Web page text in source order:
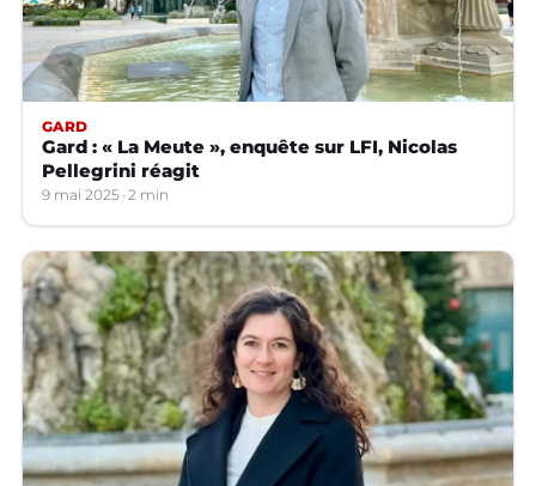
GARD
Gard : « La Meute », enquête sur LFI, Nicolas
Pellegrini réagit
9 mai 2025 2 min